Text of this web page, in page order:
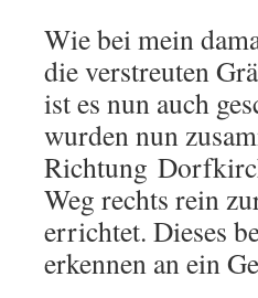
Wie bei mein
die verstreuten
ist es nun auch
wurden nun
Richtung
Weg rechts rein
errichtet. Dieses
erkennen an ein